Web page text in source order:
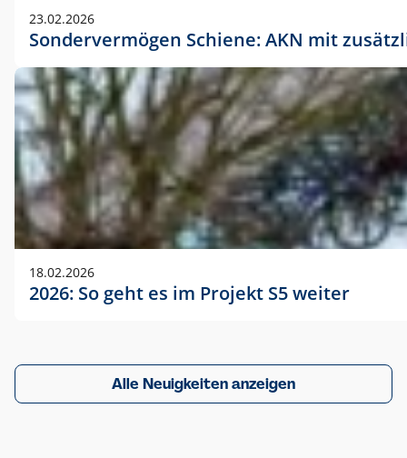
23.02.2026
Sondervermögen Schiene: AKN mit
18.02.2026
2026: So geht es im Projekt S5 weiter
Alle Neuigkeiten anzeigen